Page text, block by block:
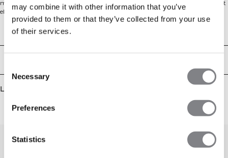
may combine it with other information that you’ve
provided to them or that they’ve collected from your use
of their services.
Selection
Necessary
Preferences
Statistics
myk børstet bomullsfleece med en ren, innsnevret passform. Enten du skal ut
eller bare slappe av hjemme, gir disse treningsbuksene en avslappet følelse
med en mer raffinert silhuett, perfekt for daglig bruk.
Tekniske egenskaper
Lignende produkter